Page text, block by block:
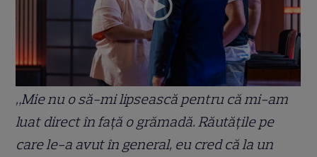
„Mie nu o să-mi lipsească pentru că mi-am
luat direct în față o grămadă. Răutățile pe
care le-a avut în general, eu cred că la un